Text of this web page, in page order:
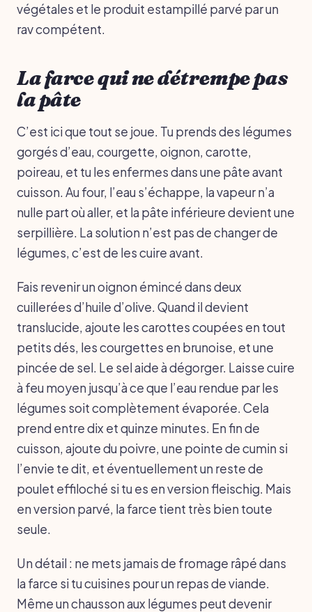
végétales et le produit estampillé parvé par un
rav compétent.
La farce qui ne détrempe pas
la pâte
C’est ici que tout se joue. Tu prends des légumes
gorgés d’eau, courgette, oignon, carotte,
poireau, et tu les enfermes dans une pâte avant
cuisson. Au four, l’eau s’échappe, la vapeur n’a
nulle part où aller, et la pâte inférieure devient une
serpillière. La solution n’est pas de changer de
légumes, c’est de les cuire avant.
Fais revenir un oignon émincé dans deux
cuillerées d’huile d’olive. Quand il devient
translucide, ajoute les carottes coupées en tout
petits dés, les courgettes en brunoise, et une
pincée de sel. Le sel aide à dégorger. Laisse cuire
à feu moyen jusqu’à ce que l’eau rendue par les
légumes soit complètement évaporée. Cela
prend entre dix et quinze minutes. En fin de
cuisson, ajoute du poivre, une pointe de cumin si
l’envie te dit, et éventuellement un reste de
poulet effiloché si tu es en version fleischig. Mais
en version parvé, la farce tient très bien toute
seule.
Un détail : ne mets jamais de fromage râpé dans
la farce si tu cuisines pour un repas de viande.
Même un chausson aux légumes peut devenir